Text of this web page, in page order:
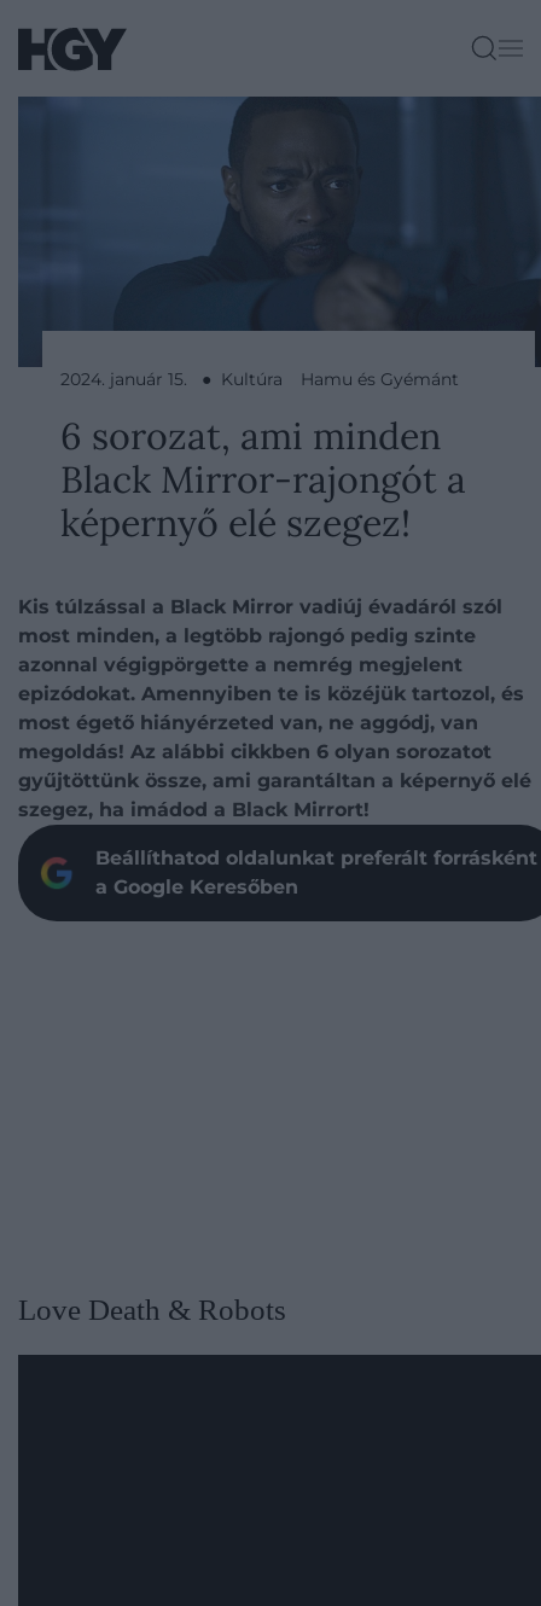
2024. január 15. ● Kultúra Hamu és Gyémánt
6 sorozat, ami minden
Black Mirror-rajongót a
képernyő elé szegez!
Kis túlzással a Black Mirror vadiúj évadáról szól
most minden, a legtöbb rajongó pedig szinte
azonnal végigpörgette a nemrég megjelent
epizódokat. Amennyiben te is közéjük tartozol, és
most égető hiányérzeted van, ne aggódj, van
megoldás! Az alábbi cikkben 6 olyan sorozatot
gyűjtöttünk össze, ami garantáltan a képernyő elé
szegez, ha imádod a Black Mirrort!
Beállíthatod oldalunkat preferált forrásként
a Google Keresőben
Love Death & Robots